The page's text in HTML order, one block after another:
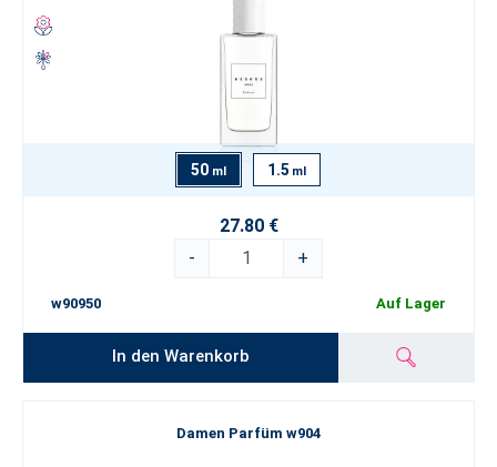
50 ml 1.5 ml
27.80 €
-
+
w90950 Auf Lager
In den Warenkorb
Damen Parfüm w904